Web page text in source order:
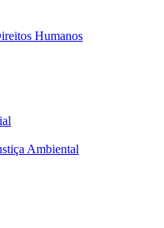
Humanos
Ambiental